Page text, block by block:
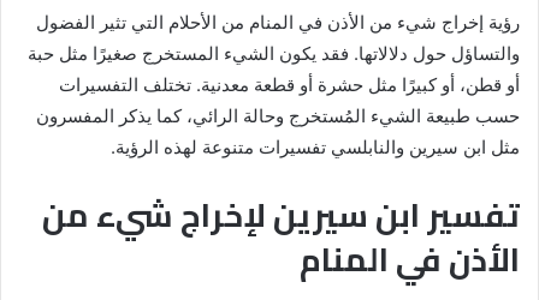
رؤية إخراج شيء من الأذن في المنام من الأحلام التي تثير الفضول
والتساؤل حول دلالاتها. فقد يكون الشيء المستخرج صغيرًا مثل حبة
أو قطن، أو كبيرًا مثل حشرة أو قطعة معدنية. تختلف التفسيرات
حسب طبيعة الشيء المُستخرج وحالة الرائي، كما يذكر المفسرون
مثل ابن سيرين والنابلسي تفسيرات متنوعة لهذه الرؤية.
تفسير ابن سيرين لإخراج شيء من
الأذن في المنام